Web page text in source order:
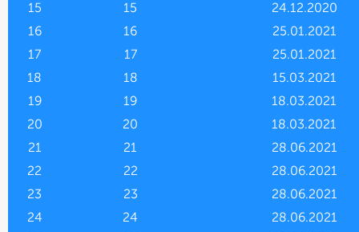
15
15
24.12.2020
16
16
25.01.2021
17
17
25.01.2021
18
18
15.03.2021
19
19
18.03.2021
20
20
18.03.2021
21
21
28.06.2021
22
22
28.06.2021
23
23
28.06.2021
24
24
28.06.2021